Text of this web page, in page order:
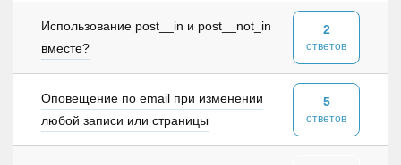
Использование post__in и post__not_in
вместе?
2
ответов
Оповещение по email при изменении
любой записи или страницы
5
ответов